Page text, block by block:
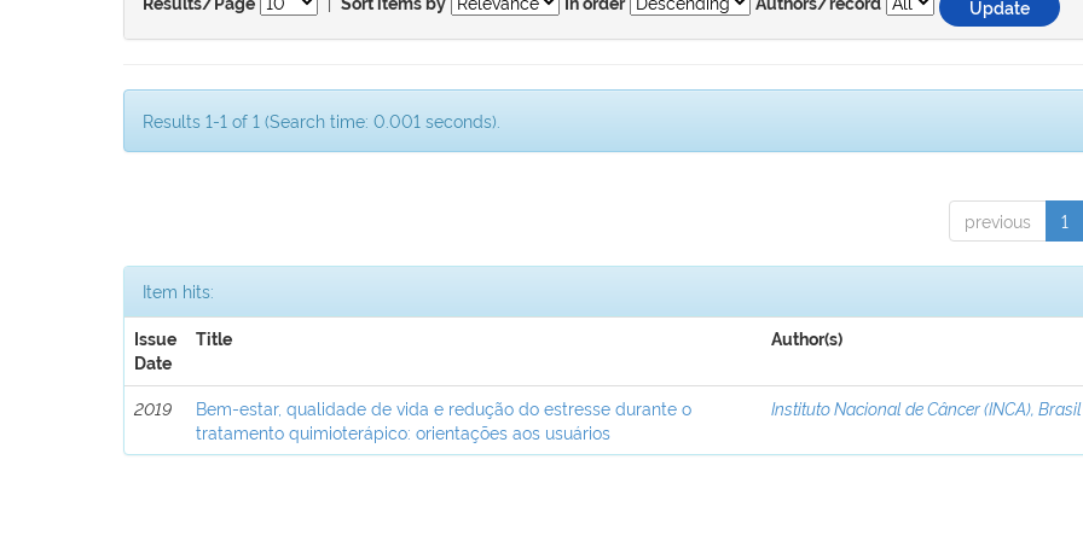
Results/Page Sort items by In order Authors/record
Results 1-1 of 1 (Search time: 0.001 seconds).
previous 1
Item hits:
Issue
Date
Title Author(s)
2019
Bem-estar, qualidade de vida e redução do estresse durante o
tratamento quimioterápico: orientações aos usuários
Instituto Nacional de Câncer (INCA), Brasil